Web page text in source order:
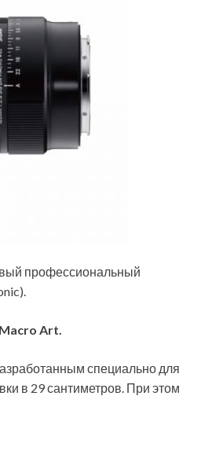
профессиональный
Art.
специально для
в 29 сантиметров. При этом